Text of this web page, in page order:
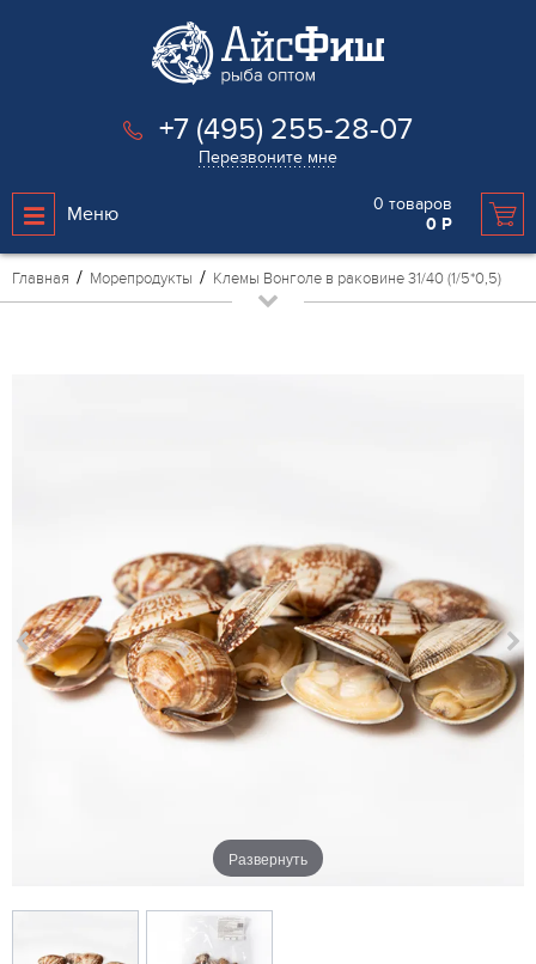
+7 (495) 255-28-07
Перезвоните мне
Меню 0 товаров
0 Р
Главная Морепродукты Клемы Вонголе в раковине 31/40 (1/5*0,5)
Развернуть